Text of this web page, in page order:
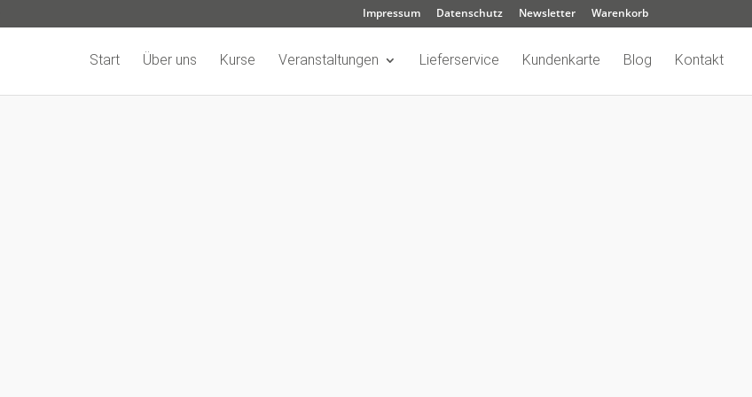
Impressum Datenschutz Newsletter Warenkorb
Start Über uns Kurse Veranstaltungen Lieferservice Kundenkarte Blog Kontakt